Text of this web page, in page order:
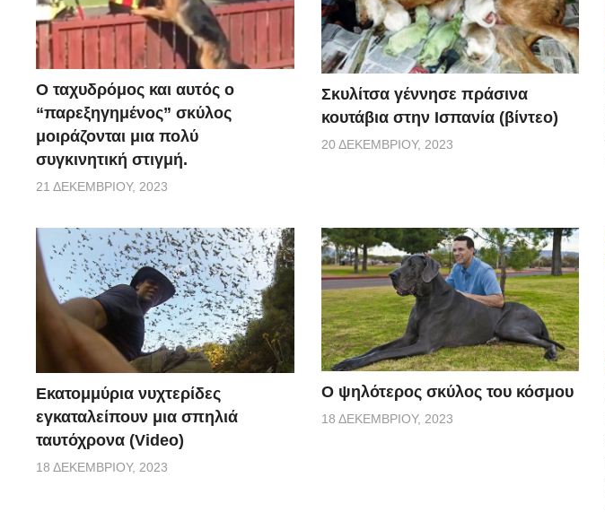
Ο ταχυδρόμος και αυτός ο
“παρεξηγημένος” σκύλος
μοιράζονται μια πολύ
συγκινητική στιγμή.
21 ΔΕΚΕΜΒΡΊΟΥ, 2023
Σκυλίτσα γέννησε πράσινα
κουτάβια στην Ισπανία (βίντεο)
20 ΔΕΚΕΜΒΡΊΟΥ, 2023
Εκατομμύρια νυχτερίδες
εγκαταλείπουν μια σπηλιά
ταυτόχρονα (Video)
18 ΔΕΚΕΜΒΡΊΟΥ, 2023
Ο ψηλότερος σκύλος του κόσμου
18 ΔΕΚΕΜΒΡΊΟΥ, 2023